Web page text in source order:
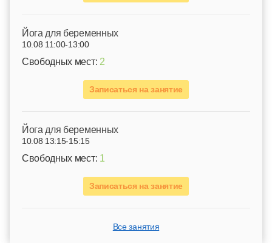
Йога для беременных
10.08 11:00-13:00
Свободных мест: 2
Записаться на занятие
Йога для беременных
10.08 13:15-15:15
Свободных мест: 1
Записаться на занятие
Все занятия